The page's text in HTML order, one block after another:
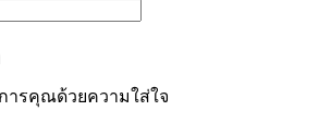
ารคุณด้วยความใส่ใจ